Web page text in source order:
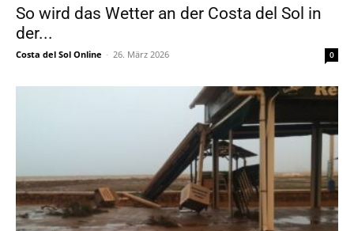
So wird das Wetter an der Costa del Sol in
der...
Costa del Sol Online - 26. März 2026 0